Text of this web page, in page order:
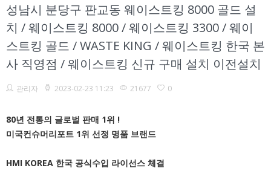
성남시 분당구 판교동 웨이스트킹 8000 골드 설
치 / 웨이스트킹 8000 / 웨이스트킹 3300 / 웨이
스트킹 골드 / WASTE KING / 웨이스트킹 한국 본
사 직영점 / 웨이스트킹 신규 구매 설치 이전설치
관리자 2023-02-23 11:23 21677 0
80년 전통의 글로벌 판매 1위 !
미국컨슈머리포트 1위 선정 명품 브랜드
HMI KOREA 한국 공식수입 라이선스 체결